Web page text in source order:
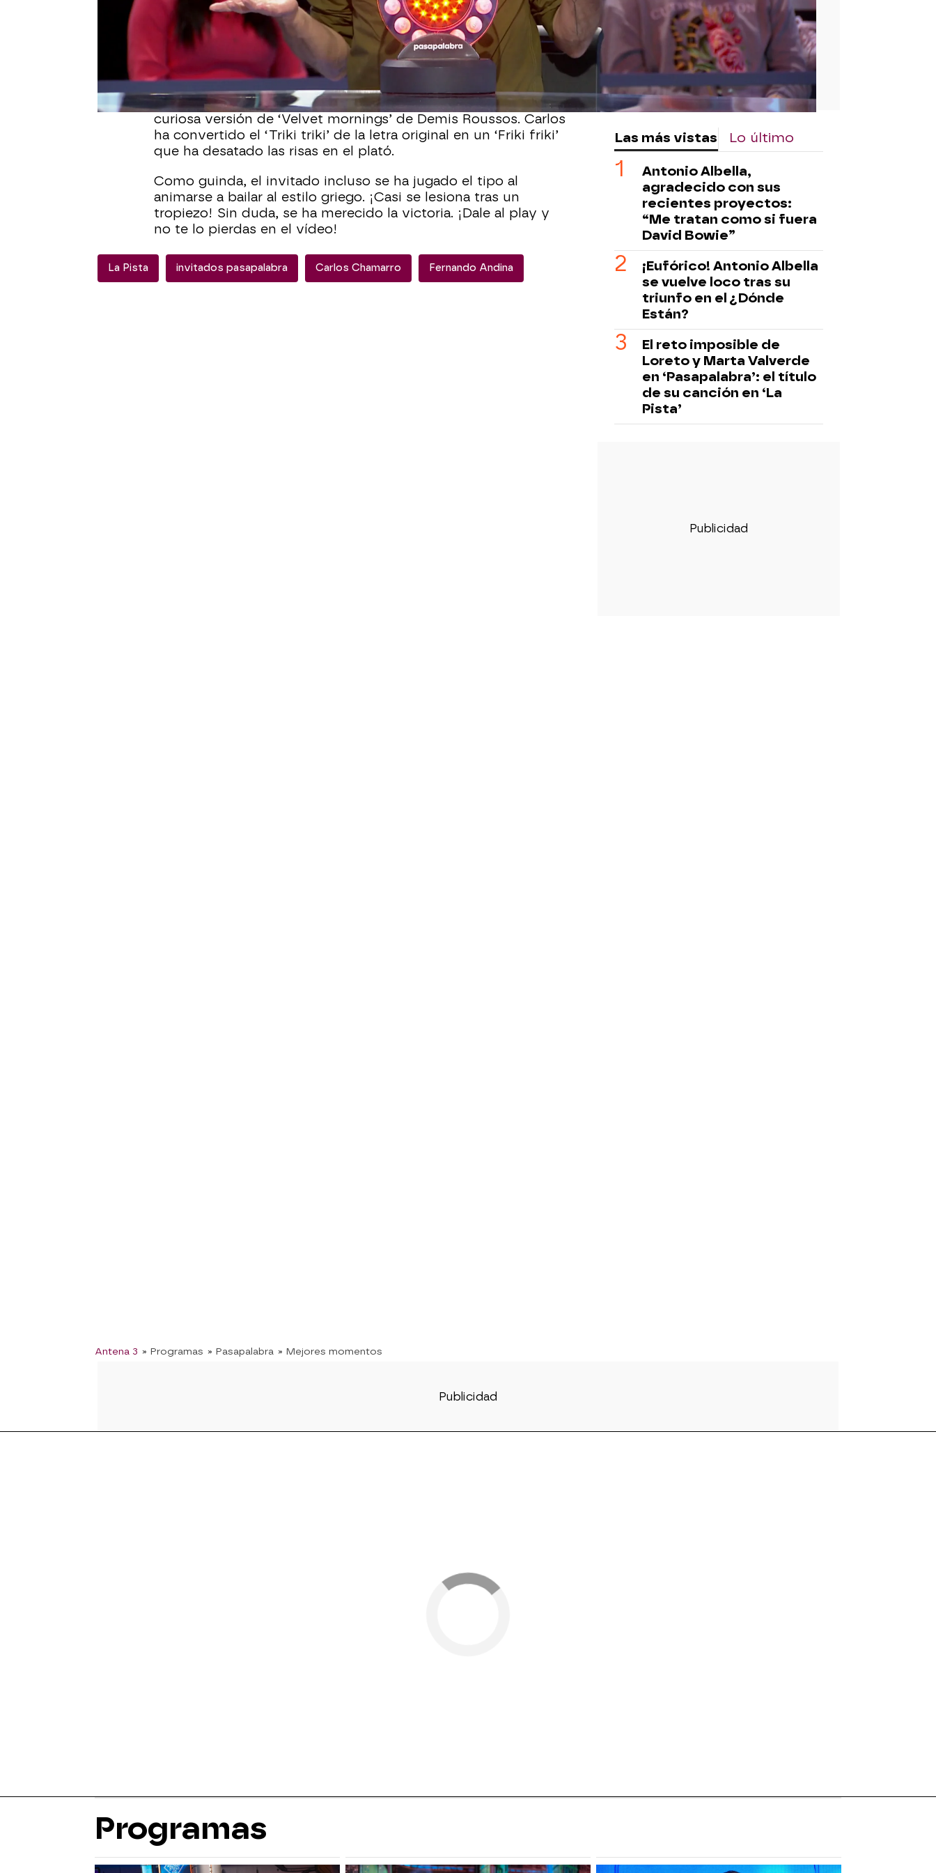
“Me miráis todos como supersorprendidos y el más
sorprendido soy yo”, ha bromeado Carlos Chamarro con su
acierto en ‘La Pista’. El actor no sólo se ha llevado su duelo
frente a Fernando Andina, además lo ha hecho a la primera.
¡Pleno de cinco segundos para el equipo naranja!
Roberto Leal le ha concedido el triunfo tras escuchar su
curiosa versión de ‘Velvet mornings’ de Demis Roussos. Carlos
ha convertido el ‘Triki triki’ de la letra original en un ‘Friki friki’
que ha desatado las risas en el plató.
Como guinda, el invitado incluso se ha jugado el tipo al
animarse a bailar al estilo griego. ¡Casi se lesiona tras un
tropiezo! Sin duda, se ha merecido la victoria. ¡Dale al play y
no te lo pierdas en el vídeo!
La Pista invitados pasapalabra Carlos Chamarro Fernando Andina
Antena 3 » Programas » Pasapalabra » Mejores momentos
Las más vistas Lo último
Antonio Albella,
agradecido con sus
recientes proyectos:
“Me tratan como si fuera
David Bowie”
¡Eufórico! Antonio Albella
se vuelve loco tras su
triunfo en el ¿Dónde
Están?
El reto imposible de
Loreto y Marta Valverde
en ‘Pasapalabra’: el título
de su canción en ‘La
Pista’
Programas